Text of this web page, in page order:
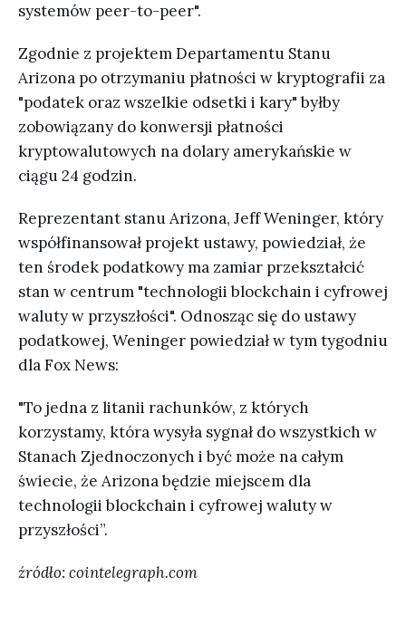
systemów peer-to-peer".
Zgodnie z projektem Departamentu Stanu
Arizona po otrzymaniu płatności w kryptografii za
"podatek oraz wszelkie odsetki i kary" byłby
zobowiązany do konwersji płatności
kryptowalutowych na dolary amerykańskie w
ciągu 24 godzin.
Reprezentant stanu Arizona, Jeff Weninger, który
współfinansował projekt ustawy, powiedział, że
ten środek podatkowy ma zamiar przekształcić
stan w centrum "technologii blockchain i cyfrowej
waluty w przyszłości". Odnosząc się do ustawy
podatkowej, Weninger powiedział w tym tygodniu
dla Fox News:
"To jedna z litanii rachunków, z których
korzystamy, która wysyła sygnał do wszystkich w
Stanach Zjednoczonych i być może na całym
świecie, że Arizona będzie miejscem dla
technologii blockchain i cyfrowej waluty w
przyszłości”.
źródło: cointelegraph.com